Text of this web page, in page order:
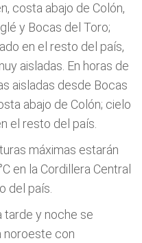
costa abajo de Colón,
y Bocas del Toro;
en el resto del país,
aisladas. En horas de
aisladas desde Bocas
abajo de Colón; cielo
el resto del país.
máximas estarán
en la Cordillera Central
del país.
tarde y noche se
noroeste con